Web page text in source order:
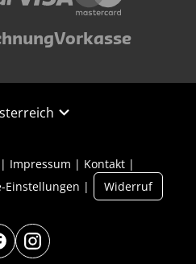
Vorkasse
Impressum
Kontakt
Einstellungen Widerruf